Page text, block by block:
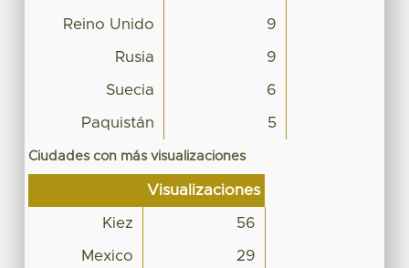
Reino Unido 9
Rusia 9
Suecia 6
Paquistán 5
Ciudades con más visualizaciones
Visualizaciones
Kiez 56
Mexico 29